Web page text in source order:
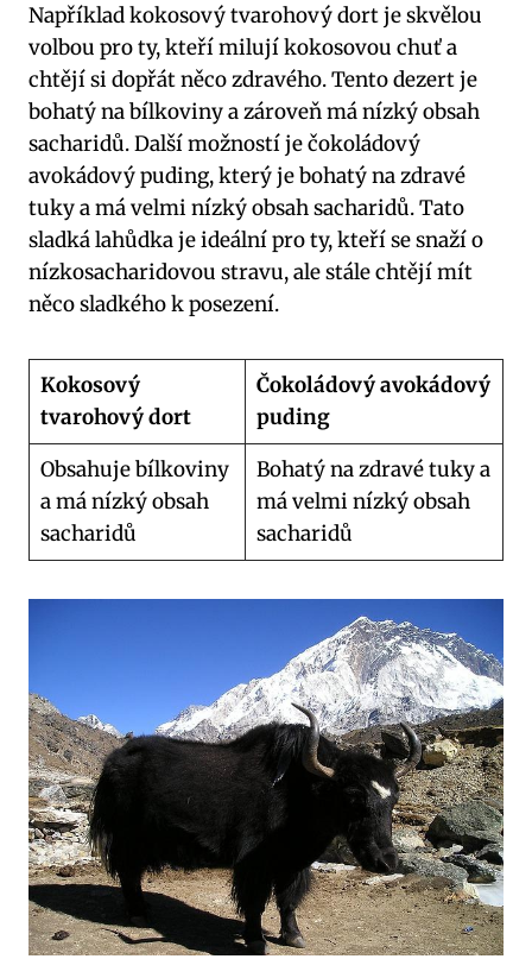
Například kokosový tvarohový dort je skvělou
volbou pro ty, kteří milují kokosovou chuť a
chtějí si dopřát něco zdravého. Tento dezert je
bohatý na bílkoviny a zároveň má nízký obsah
sacharidů. Další možností je čokoládový
avokádový puding, který je bohatý na zdravé
tuky a má velmi nízký obsah sacharidů. Tato
sladká lahůdka je ideální pro ty, kteří se snaží o
nízkosacharidovou stravu, ale stále chtějí mít
něco sladkého k posezení.
Kokosový
tvarohový dort
Čokoládový avokádový
puding
Obsahuje bílkoviny
a má nízký obsah
sacharidů
Bohatý na zdravé tuky a
má velmi nízký obsah
sacharidů